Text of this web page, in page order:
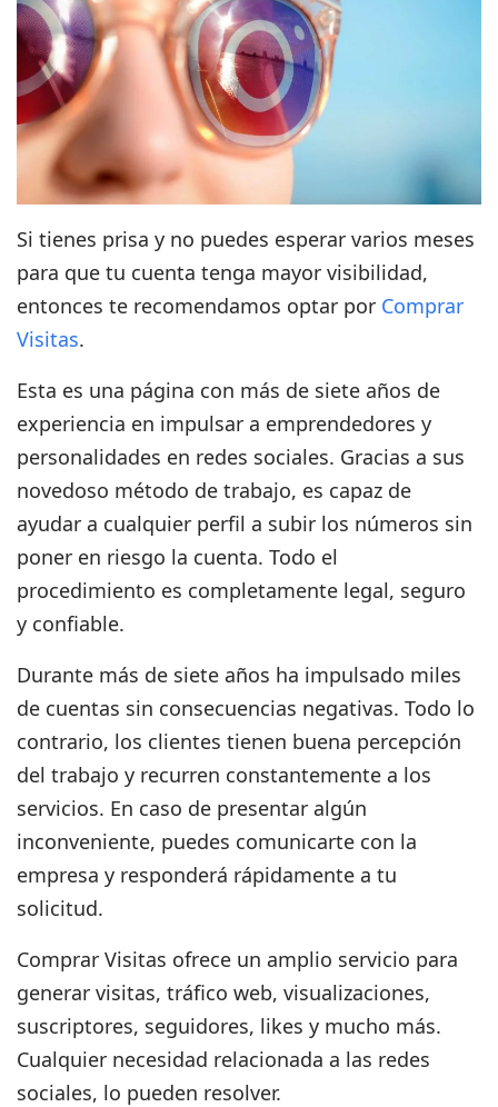
Si tienes prisa y no puedes esperar varios meses
para que tu cuenta tenga mayor visibilidad,
entonces te recomendamos optar por Comprar
Visitas.
Esta es una página con más de siete años de
experiencia en impulsar a emprendedores y
personalidades en redes sociales. Gracias a sus
novedoso método de trabajo, es capaz de
ayudar a cualquier perfil a subir los números sin
poner en riesgo la cuenta. Todo el
procedimiento es completamente legal, seguro
y confiable.
Durante más de siete años ha impulsado miles
de cuentas sin consecuencias negativas. Todo lo
contrario, los clientes tienen buena percepción
del trabajo y recurren constantemente a los
servicios. En caso de presentar algún
inconveniente, puedes comunicarte con la
empresa y responderá rápidamente a tu
solicitud.
Comprar Visitas ofrece un amplio servicio para
generarvisitas, tráfico web, visualizaciones,
suscriptores, seguidores, likes y mucho más.
Cualquier necesidad relacionada a las redes
sociales, lo pueden resolver.